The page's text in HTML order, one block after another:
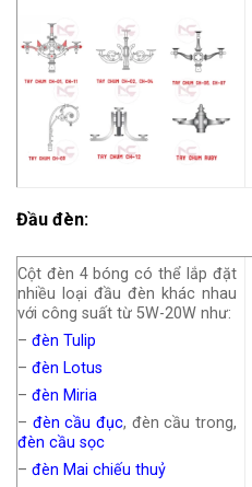
Đầu đèn:
Cột đèn 4 bóng có thể lắp đặt
nhiều loại đầu đèn khác nhau
với công suất từ 5W-20W như:
– đèn Tulip
– đèn Lotus
– đèn Miria
– đèn cầu đục, đèn cầu trong,
đèn cầu sọc
– đèn Mai chiếu thuỷ